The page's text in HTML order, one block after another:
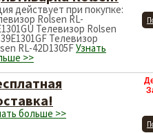
действует при покупке:
Rolsen RL-
Телевизор Rolsen
Телевизор
RL-42D1305FУзнать
>>
больше >>